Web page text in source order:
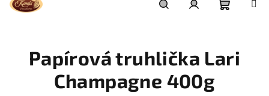
košík
Papírová truhlička Lari
Champagne 400g